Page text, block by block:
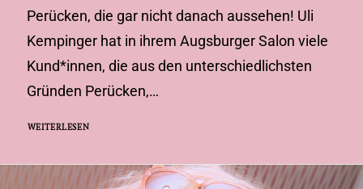
Perücken, die gar nicht danach aussehen! Uli
Kempinger hat in ihrem Augsburger Salon viele
Kund*innen, die aus den unterschiedlichsten
Gründen Perücken,…
WEITERLESEN